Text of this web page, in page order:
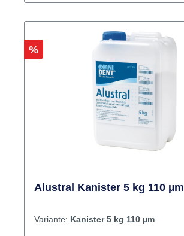
Rabatt
%
Alustral Kanister 5 kg 110 µm
Variante: Kanister 5 kg 110 µm